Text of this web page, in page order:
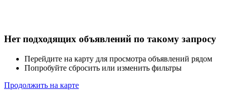
Нет подходящих объявлений по такому запросу
Перейдите на карту для просмотра объявлений рядом
Попробуйте сбросить или изменить фильтры
Продолжить на карте